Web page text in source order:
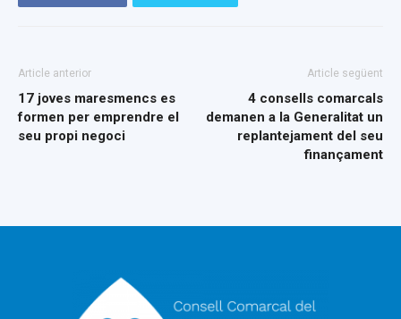
Article anterior
17 joves maresmencs es
formen per emprendre el
seu propi negoci
Article següent
4 consells comarcals
demanen a la Generalitat un
replantejament del seu
finançament